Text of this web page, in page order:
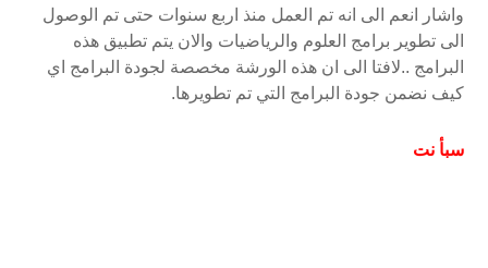
واشار انعم الى انه تم العمل منذ اربع سنوات حتى تم الوصول
الى تطوير برامج العلوم والرياضيات والان يتم تطبيق هذه
البرامج ..لافتا الى ان هذه الورشة مخصصة لجودة البرامج اي
كيف نضمن جودة البرامج التي تم تطويرها.
سبأ نت